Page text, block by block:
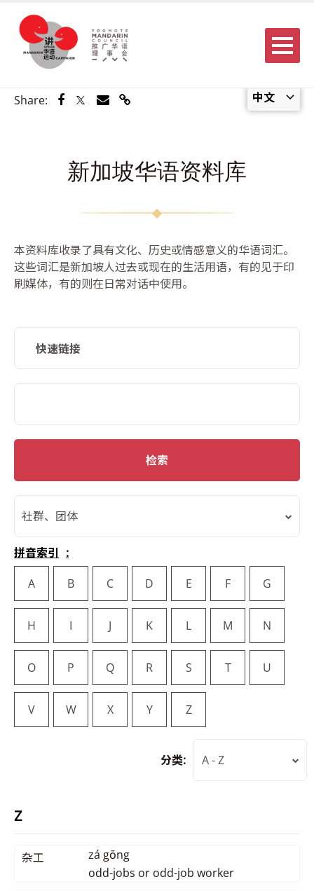
中文
Menu
Share: Share via Facebook
Share via Twitter
Share via Email
Share via Link
新加坡华语资料库
本资料库收录了具有文化、历史或情感意义的华语词汇。
这些词汇是新加坡人过去或现在的生活用语，有的见于印
刷媒体，有的则在日常对话中使用。
快速链接
检索
社群、团体
拼音索引
A
B C D E F G
H I J K L M N
O P Q R S T U
V W X Y Z
分类: A - Z
Z
杂工
zá gōng
odd-jobs or odd-job worker